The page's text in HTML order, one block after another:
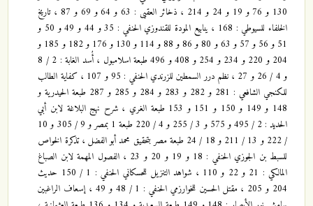
130 و 76 و 19 و 24 و 214 ، ذخائر العقبى : 63 و 64 و 69 و 87 ، تاريخ
الخلفاء للسيوطي : 168 ، ينابيع المودة للقندوزي الحنفي : 35 و 44 و 49 و 50 و
51 و 56 و 57 و 63 و 80 و 86 و 88 و 114 و 130 و 176 و 182 و 185 و
204 و 220 و 234 و 254 و 408 و 496 طبعة اسلامبول ، أُسد الغابة : 2 / 8
و 4 / 26 و 27 ، نظم درر السمطين للزرندي الحنفي : 95 و 107 ، كفاية الطالب
للكنجي الشافعي : 281 و 282 و 283 و 284 و 285 و 287 طبعة الحيدرية و
148 و 149 و 150 و 151 و 153 طبعة الغري ، شرح نهج البلاغة لابن أبي
الحديد : 2 / 495 و 575 و 3 / 255 و 4 / 220 طبعة 1 بمصر و 9 / 305 و 10
/ 222 و 13 / 211 و 18 / 24 طبعة مصر بتحقيق محمد أبو الفضل ، تذكرة الخواص
للسبط بن الجوزي الحنفي : 18 و 19 و 20 و 23 ، الفصول المهمة لابن الصباغ
المالكي : 21 و 22 و 110 ، شواهد التنزيل للحسكاني الحنفي : 1 / 150 حديث
204 و 205 ، مقتل الحسين للخوارزمي الحنفي : 1 / 48 و 49 ، إسعاف الراغبين